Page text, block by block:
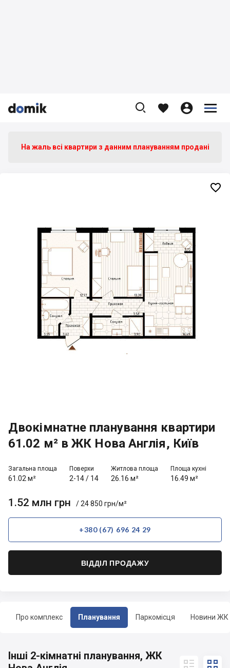


    


Про комплекс Планування Паркомісця Новини ЖК
На жаль всі квартири з данним плануванням продані
Двокімнатне планування квартири
61.02 м² в ЖК Нова Англія, Київ
Загальна площа
61.02 м²
Поверхи
2-14/ 14
Житлова площа
26.16 м²
Площа кухні
16.49 м²
1.52 млн грн / 24 850 грн/м²
+380 (67) 696 24 29
ВІДДІЛ ПРОДАЖУ

Інші 2-кімнатні планування, ЖК
 